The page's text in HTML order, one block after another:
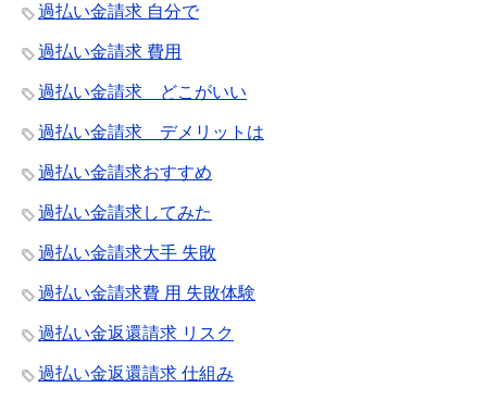
過払い金請求 自分で
過払い金請求 費用
過払い金請求 どこがいい
過払い金請求 デメリットは
過払い金請求おすすめ
過払い金請求してみた
過払い金請求大手 失敗
過払い金請求費 用 失敗体験
過払い金返還請求 リスク
過払い金返還請求 仕組み